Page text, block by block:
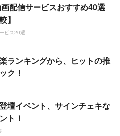
配信サービスおすすめ40選
】
ビス20選
ランキングから、ヒットの推
ク！
壇イベント、サインチェキな
ト！